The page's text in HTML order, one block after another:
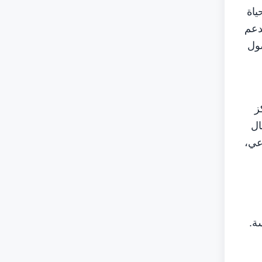
جودة الحياة إلى 96%، ووصول